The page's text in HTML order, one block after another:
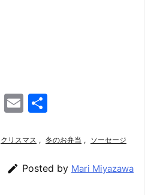
H
e
a
E
ai
l
クリスマス , 冬のお弁当 , ソーセージ
 Posted by Mari Miyazawa